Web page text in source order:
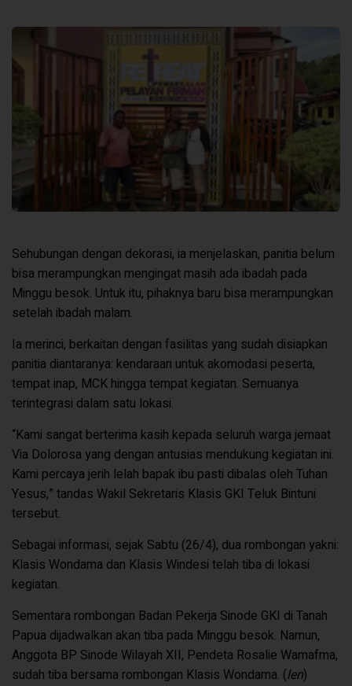
Sehubungan dengan dekorasi, ia menjelaskan, panitia belum
bisa merampungkan mengingat masih ada ibadah pada
Minggu besok. Untuk itu, pihaknya baru bisa merampungkan
setelah ibadah malam.
Ia merinci, berkaitan dengan fasilitas yang sudah disiapkan
panitia diantaranya: kendaraan untuk akomodasi peserta,
tempat inap, MCK hingga tempat kegiatan. Semuanya
terintegrasi dalam satu lokasi.
“Kami sangat berterima kasih kepada seluruh warga jemaat
Via Dolorosa yang dengan antusias mendukung kegiatan ini.
Kami percaya jerih lelah bapak ibu pasti dibalas oleh Tuhan
Yesus,” tandas Wakil Sekretaris Klasis GKI Teluk Bintuni
tersebut.
Sebagai informasi, sejak Sabtu (26/4), dua rombongan yakni:
Klasis Wondama dan Klasis Windesi telah tiba di lokasi
kegiatan.
Sementara rombongan Badan Pekerja Sinode GKI di Tanah
Papua dijadwalkan akan tiba pada Minggu besok. Namun,
Anggota BP Sinode Wilayah XII, Pendeta Rosalie Wamafma,
sudah tiba bersama rombongan Klasis Wondama. (len)